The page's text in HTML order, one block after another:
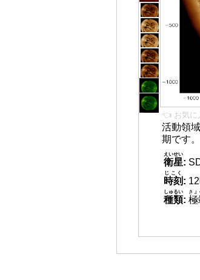
👈 お気に
活動領
期です。
衛星
えいせい
:
時刻
じこく
:
種類
しゅるい
: 極
きょ